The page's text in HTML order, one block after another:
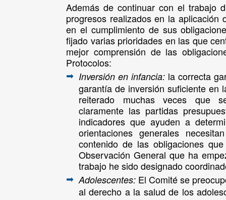
Además de continuar con el trabajo
progresos realizados en la
en el cumplimiento de sus
fijado varias prioridades en las que
mejor comprensión de las
Protocolos:
➡ Inversión en infancia:la correcta
garantía de inversión suficiente en
reiterado muchas veces que
claramente las partidas
indicadores que ayuden a
orientaciones generales
contenido de las obligaciones
Observación General que ha
trabajo he sido designado
➡ Adolescentes: El Comité se
al derecho a la salud de los